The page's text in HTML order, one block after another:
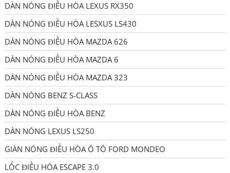
DÀN NÓNG ĐIỀU HÒA LEXUS RX350
DÀN NÓNG ĐIỀU HÒA LESXUS LS430
DÀN NÓNG ĐIỀU HÒA MAZDA 626
DÀN NÓNG ĐIỀU HÒA MAZDA 6
DÀN NÓNG ĐIỀU HÒA MAZDA 323
DÀN NÓNG BENZ S-CLASS
DÀN NÓNG ĐIỀU HÒA BENZ
DÀN NÓNG LEXUS LS250
GIÀN NÓNG ĐIỀU HÒA Ô TÔ FORD MONDEO
LỐC ĐIỀU HÒA ESCAPE 3.0